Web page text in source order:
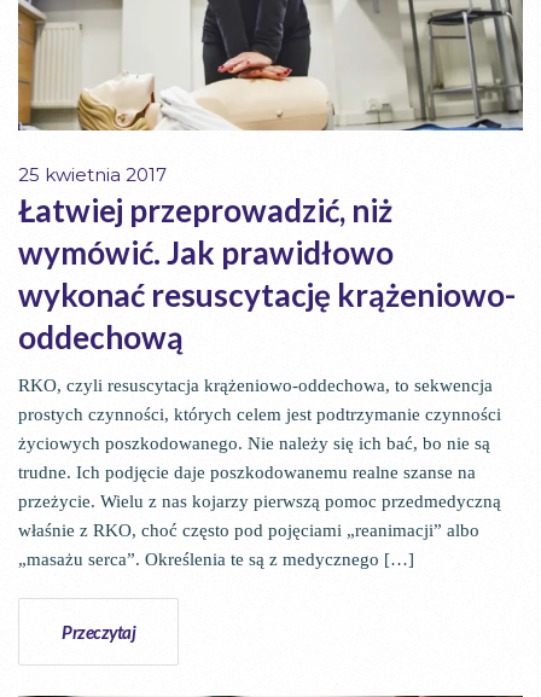
25 kwietnia 2017
Łatwiej przeprowadzić, niż
wymówić. Jak prawidłowo
wykonać resuscytację krążeniowo-
oddechową
RKO, czyli resuscytacja krążeniowo-oddechowa, to sekwencja
prostych czynności, których celem jest podtrzymanie czynności
życiowych poszkodowanego. Nie należy się ich bać, bo nie są
trudne. Ich podjęcie daje poszkodowanemu realne szanse na
przeżycie. Wielu z nas kojarzy pierwszą pomoc przedmedyczną
właśnie z RKO, choć często pod pojęciami „reanimacji” albo
„masażu serca”. Określenia te są z medycznego […]
Przeczytaj